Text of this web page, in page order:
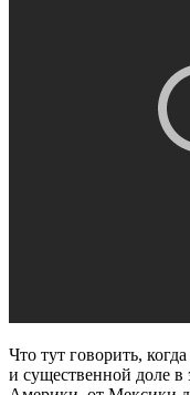
Что тут говорить,
и существенной доле в